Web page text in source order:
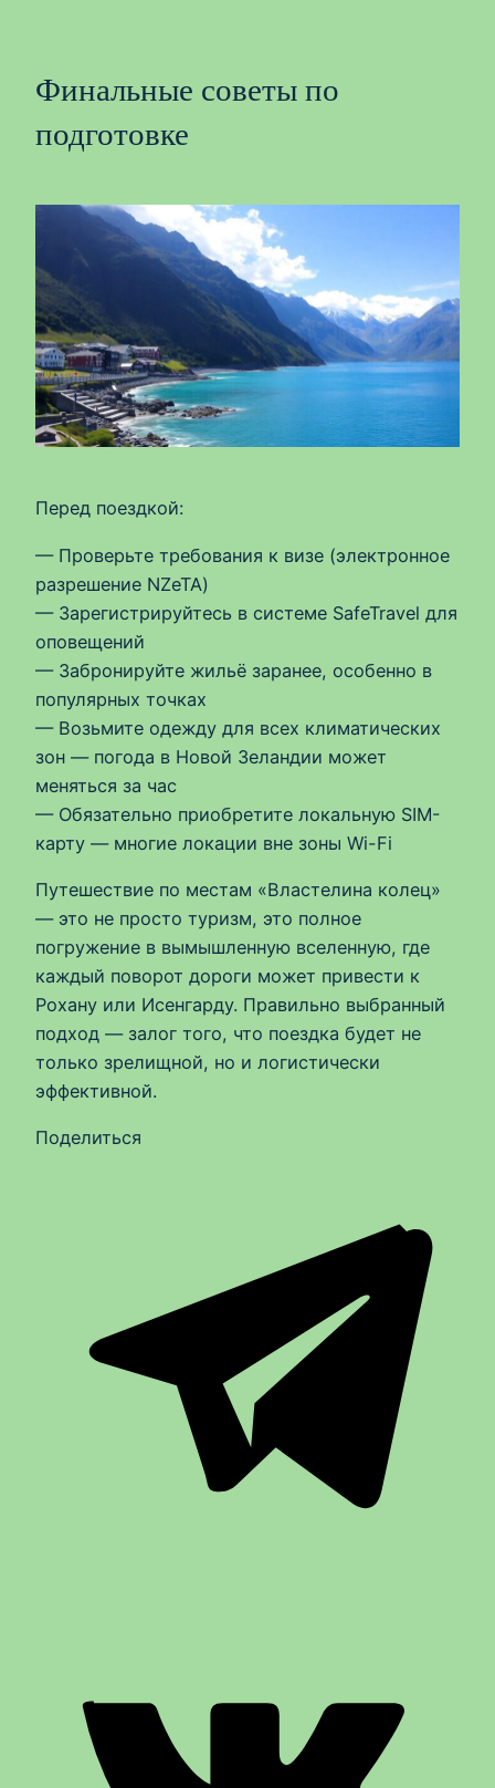
Финальные советы по
подготовке
Перед поездкой:
— Проверьте требования к визе (электронное
разрешение NZeTA)
— Зарегистрируйтесь в системе SafeTravel для
оповещений
— Забронируйте жильё заранее, особенно в
популярных точках
— Возьмите одежду для всех климатических
зон — погода в Новой Зеландии может
меняться за час
— Обязательно приобретите локальную SIM-
карту — многие локации вне зоны Wi-Fi
Путешествие по местам «Властелина колец»
— это не просто туризм, это полное
погружение в вымышленную вселенную, где
каждый поворот дороги может привести к
Рохану или Исенгарду. Правильно выбранный
подход — залог того, что поездка будет не
только зрелищной, но и логистически
эффективной.
Поделиться